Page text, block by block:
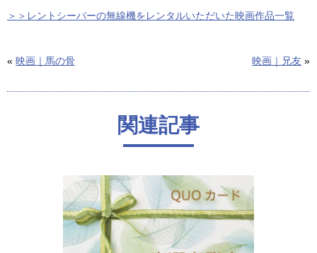
＞＞レントシーバーの無線機をレンタルいただいた映画作品一覧
« 映画｜馬の骨 映画｜兄友 »
関連記事